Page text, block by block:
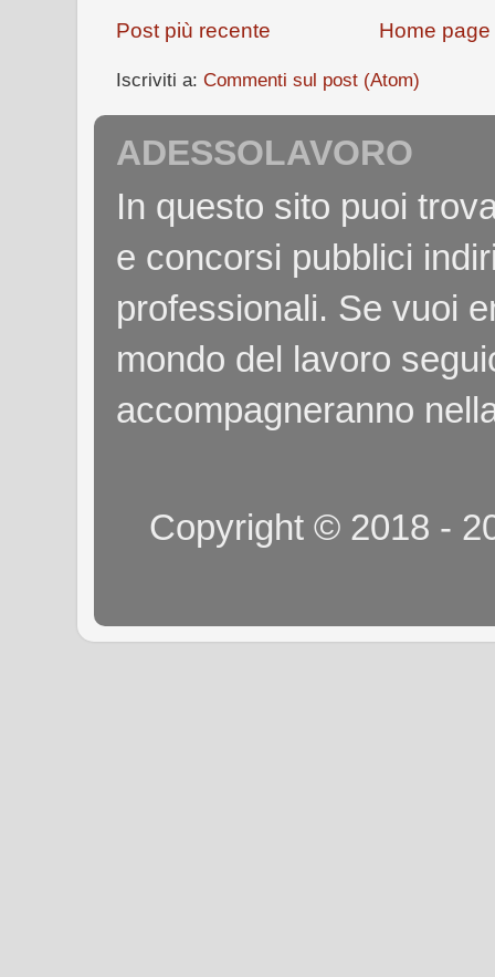
Post più recente Home page
Iscriviti a: Commenti sul post (Atom)
ADESSOLAVORO
In questo sito puoi
e concorsi pubblici
professionali. Se vuoi
mondo del lavoro
accompagneranno
Copyright © 2018 -